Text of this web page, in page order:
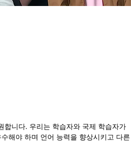
합니다. 우리는 학습자와 국제 학습자가
해야 하며 언어 능력을 향상시키고 다른